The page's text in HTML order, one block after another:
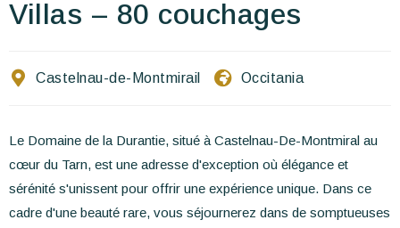
Escríbenos
Villas – 80 couchages
Castelnau-de-Montmirail Occitania
Le Domaine de la Durantie, situé à Castelnau-De-Montmiral au
cœur du Tarn, est une adresse d'exception où élégance et
sérénité s'unissent pour offrir une expérience unique. Dans ce
cadre d'une beauté rare, vous séjournerez dans de somptueuses